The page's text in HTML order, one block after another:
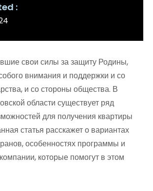
свои силы за защиту Родины,
внимания и поддержки и со
и со стороны общества. В
области существует ряд
для получения квартиры
статья расскажет о вариантах
особенностях программы и
которые помогут в этом